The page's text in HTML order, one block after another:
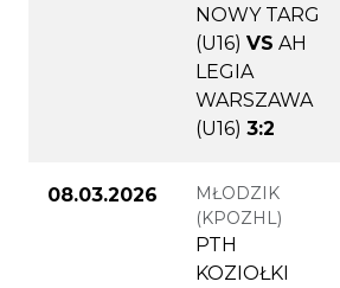
NOWY TARG
(U16) VS AH
LEGIA
WARSZAWA
(U16) 3:2
08.03.2026
MŁODZIK
(KPOZHL)
PTH
KOZIOŁKI